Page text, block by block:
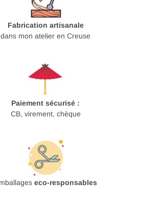
Fabrication artisanale
dans mon atelier en Creuse
Paiement sécurisé :
CB, virement, chèque
eco-responsables